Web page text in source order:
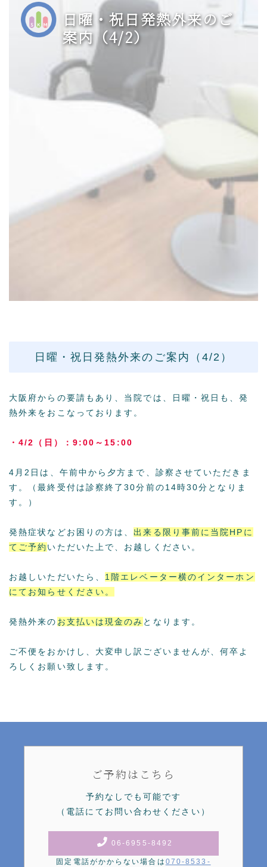
日曜・祝日発熱外来のご
案内（4/2）
日曜・祝日発熱外来のご案内（4/2）
大阪府からの要請もあり、当院では、日曜・祝日も、発
熱外来をおこなっております。
・4/2（日）：9:00～15:00
4月2日は、午前中から夕方まで、診察させていただきま
す。（最終受付は診察終了30分前の14時30分となりま
す。）
発熱症状などお困りの方は、出来る限り 事前に当院HPに
てご予約 いただいた上で、お越しください。
お越しいただいたら、 1階エレベーター横のインターホン
にてお知らせください。
発熱外来の お支払いは現金のみ となります。
ご不便をおかけし、大変申し訳ございませんが、何卒よ
ろしくお願い致します。
ご予約はこちら
予約なしでも可能です
（電話にてお問い合わせください）
06-6955-8492
固定電話がかからない場合は 070-8533-